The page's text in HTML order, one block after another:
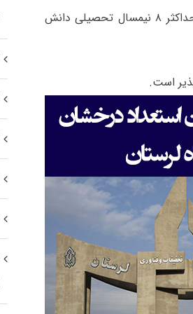
های خود (شبانه و روزانه) جزء ۲۰ (بیست) درصد برتر باشند و طی حداکثر ۸ نیمسال تحصیلی دانش
است.